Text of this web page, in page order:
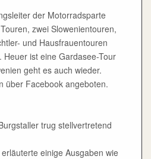
der Motorradsparte
zwei Slowenientouren,
und Hausfrauentouren
ist eine Gardasee-Tour
geht es auch wieder.
über Facebook angeboten.
trug stellvertretend
einige Ausgaben wie